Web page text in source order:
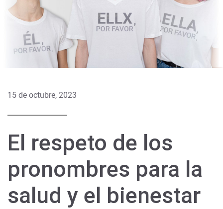
15 de octubre, 2023
El respeto de los
pronombres para la
salud y el bienestar